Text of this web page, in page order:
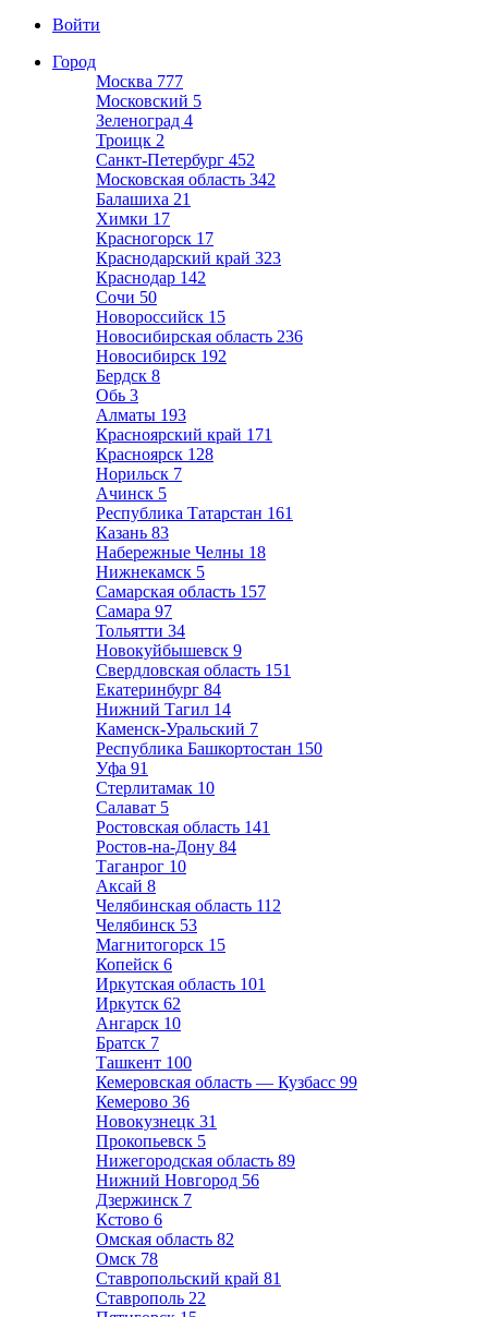
Войти
Город
Москва 777
Московский 5
Зеленоград 4
Троицк 2
Санкт-Петербург 452
Московская область 342
Балашиха 21
Химки 17
Красногорск 17
Краснодарский край 323
Краснодар 142
Сочи 50
Новороссийск 15
Новосибирская область 236
Новосибирск 192
Бердск 8
Обь 3
Алматы 193
Красноярский край 171
Красноярск 128
Норильск 7
Ачинск 5
Республика Татарстан 161
Казань 83
Набережные Челны 18
Нижнекамск 5
Самарская область 157
Самара 97
Тольятти 34
Новокуйбышевск 9
Свердловская область 151
Екатеринбург 84
Нижний Тагил 14
Каменск-Уральский 7
Республика Башкортостан 150
Уфа 91
Стерлитамак 10
Салават 5
Ростовская область 141
Ростов-на-Дону 84
Таганрог 10
Аксай 8
Челябинская область 112
Челябинск 53
Магнитогорск 15
Копейск 6
Иркутская область 101
Иркутск 62
Ангарск 10
Братск 7
Ташкент 100
Кемеровская область — Кузбасс 99
Кемерово 36
Новокузнецк 31
Прокопьевск 5
Нижегородская область 89
Нижний Новгород 56
Дзержинск 7
Кстово 6
Омская область 82
Омск 78
Ставропольский край 81
Ставрополь 22